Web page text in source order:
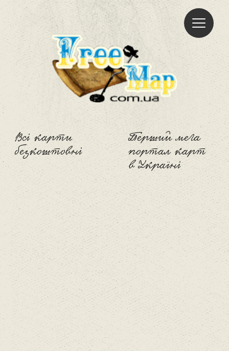
Всі карти
безкоштовні
Freemap
Перший мега
портал карт
в Україні